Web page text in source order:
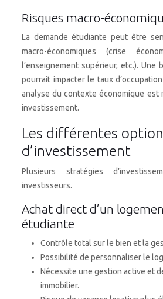
Risques macro-
La demande étudiante peut être
macro-économiques (crise
l’enseignement supérieur, etc.). Une
pourrait impacter le taux
analyse du contexte économique est
investissement.
Les différentes
d’investissement
Plusieurs stratégies
investisseurs.
Achat direct d’un
étudiante
Contrôle total sur le bien et la
Possibilité de personnaliser le
Nécessite une gestion active et
immobilier.